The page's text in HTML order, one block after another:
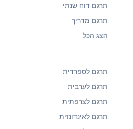
תרגם דוח שנתי
תרגם מדריך
הצג הכל
תרגם לספרדית
תרגם לערבית
תרגם לצרפתית
תרגם לאינדונזית